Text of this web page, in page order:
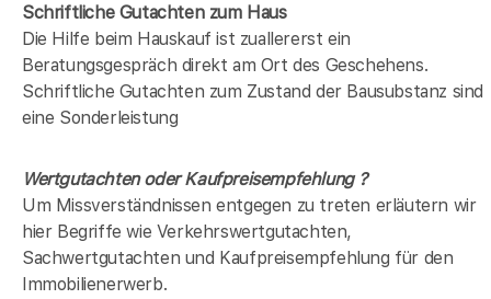
Schriftliche Gutachten zum Haus
Die Hilfe beim Hauskauf ist zuallererst ein
Beratungsgespräch direkt am Ort des Geschehens.
Schriftliche Gutachten zum Zustand der Bausubstanz sind
eine Sonderleistung
Wertgutachten oder Kaufpreisempfehlung ?
Um Missverständnissen entgegen zu treten erläutern wir
hier Begriffe wie Verkehrswertgutachten,
Sachwertgutachten und Kaufpreisempfehlung für den
Immobilienerwerb.